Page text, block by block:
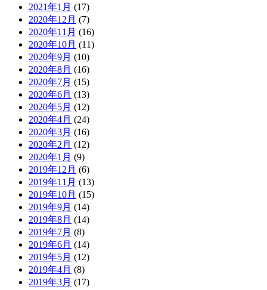
2021年1月 (17)
2020年12月 (7)
2020年11月 (16)
2020年10月 (11)
2020年9月 (10)
2020年8月 (16)
2020年7月 (15)
2020年6月 (13)
2020年5月 (12)
2020年4月 (24)
2020年3月 (16)
2020年2月 (12)
2020年1月 (9)
2019年12月 (6)
2019年11月 (13)
2019年10月 (15)
2019年9月 (14)
2019年8月 (14)
2019年7月 (8)
2019年6月 (14)
2019年5月 (12)
2019年4月 (8)
2019年3月 (17)